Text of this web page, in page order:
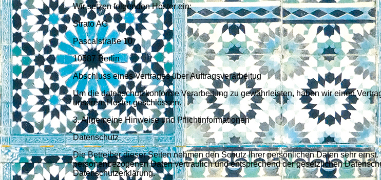
Wir setzen folgenden Hoster ein:
Strato AG
Pascalstraße 10
10587 Berlin
Abschluss eines Vertrages über Auftragsverarbeitug
Um die datenschutzkonforme Verarbeitung zu gewährleisten, haben wir einen
unserem Hoster geschlossen.
3. Allgemeine Hinweise und Pflichtinformationen
Datenschutz
Die Betreiber dieser Seiten nehmen den Schutz Ihrer persönlichen Daten sehr
personenbezogenen Daten vertraulich und entsprechend der gesetzlichen
Datenschutzerklärung.